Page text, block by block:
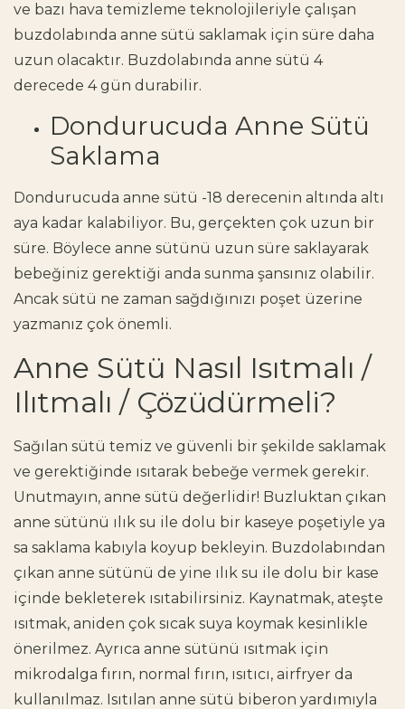
ve bazı hava temizleme teknolojileriyle çalışan
buzdolabında anne sütü saklamak için süre daha
uzun olacaktır. Buzdolabında anne sütü 4
derecede 4 gün durabilir.
Dondurucuda Anne Sütü
Saklama
Dondurucuda anne sütü -18 derecenin altında altı
aya kadar kalabiliyor. Bu, gerçekten çok uzun bir
süre. Böylece anne sütünü uzun süre saklayarak
bebeğiniz gerektiği anda sunma şansınız olabilir.
Ancak sütü ne zaman sağdığınızı poşet üzerine
yazmanız çok önemli.
Anne Sütü Nasıl Isıtmalı /
Ilıtmalı / Çözüdürmeli?
Sağılan sütü temiz ve güvenli bir şekilde saklamak
ve gerektiğinde ısıtarak bebeğe vermek gerekir.
Unutmayın, anne sütü değerlidir! Buzluktan çıkan
anne sütünü ılık su ile dolu bir kaseye poşetiyle ya
sa saklama kabıyla koyup bekleyin. Buzdolabından
çıkan anne sütünü de yine ılık su ile dolu bir kase
içinde bekleterek ısıtabilirsiniz. Kaynatmak, ateşte
ısıtmak, aniden çok sıcak suya koymak kesinlikle
önerilmez. Ayrıca anne sütünü ısıtmak için
mikrodalga fırın, normal fırın, ısıtıcı, airfryer da
kullanılmaz. Isıtılan anne sütü biberon yardımıyla